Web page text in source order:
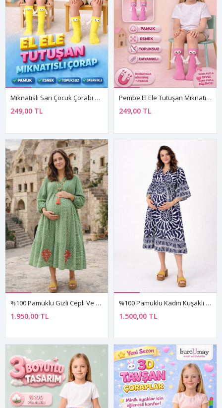
Mıknatıslı Sarı Çocuk Çorabı – Kız Ve Erkek Çocuklara Uygun Pamuklu Model
249,00 TL
Pembe El Ele Tutuşan Mıknatıslı 3D Çocuk Çorap Pamuklu
249,00 TL
%100 Pamuklu Gizli Cepli Ve Nakışlı Desenli Yeşil Hamile Gömlek Elbise
1.950,00 TL
%100 Pamuklu Kadın Kuşaklı Ve Cepli Yazlık Lacivert Gömlek Yaka Hamile Elbisesi
1.500,00 TL